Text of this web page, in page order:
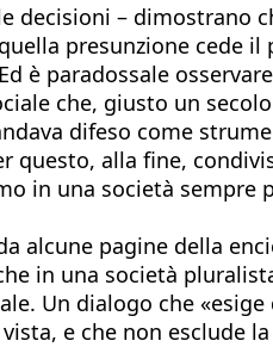
decisioni – dimostrano
presunzione cede il
è paradossale
che, giusto un
difeso come
questo, alla fine,
in una società sempre
alcune pagine della
in una società
Un dialogo che
e che non esclude